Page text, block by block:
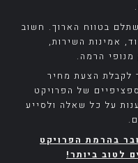
בטווח הארוך. חשוב
אמינות השירות,
מנופי הרמה.
לקבלת הצעת מחיר
של הפרויקט
על כל שאלה ולסייע
בהרמת הפרויקט
לטוב ביותר!